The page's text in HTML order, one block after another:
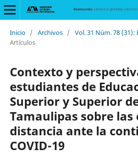
Inicio / Archivos / Vol. 31 Núm. 78 (31):
Artículos
Contexto y
estudiantes de
Superior y Superior
Tamaulipas sobre las
distancia ante la
COVID-19